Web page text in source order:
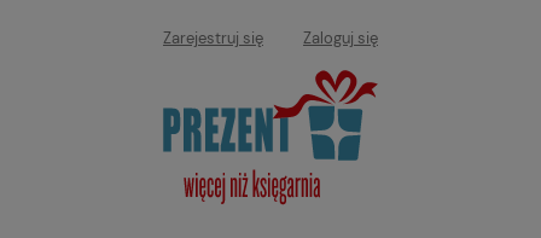
Zarejestruj się Zaloguj się